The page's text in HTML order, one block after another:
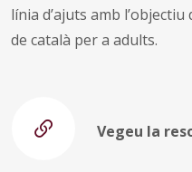
línia d’ajuts amb
de català per a adults.
Vegeu la